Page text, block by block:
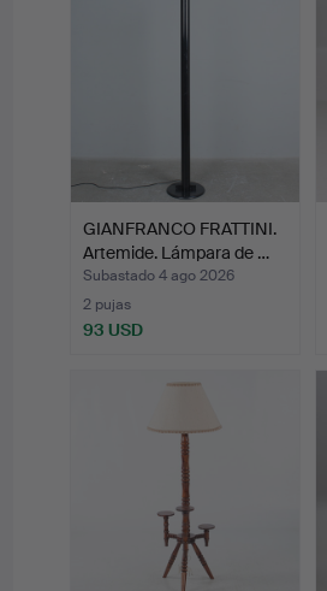
GIANFRANCO FRATTINI.
Artemide. Lámpara de …
Subastado 4 ago 2026
2 pujas
93 USD